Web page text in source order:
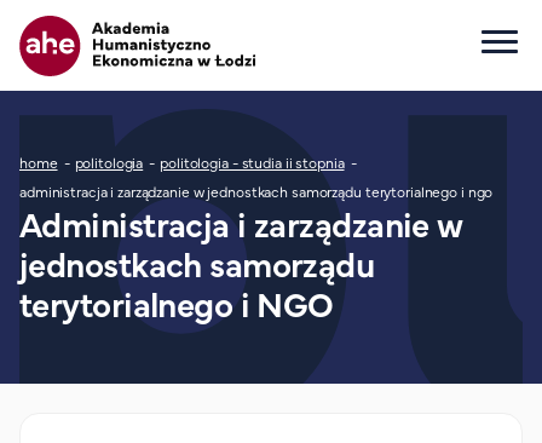
Główna nawigacja
Dla kandydata
Wszystkie kierunki
Studia I stopnia
Studia II stopnia
Studia jednolite magisterskie
Ścieżka nawigacyjna
home politologia
politologia - studia ii stopnia
administracja i zarządzanie w jednostkach samorządu terytorialnego i ngo
Administracja i zarządzanie w
jednostkach samorządu
terytorialnego i NGO